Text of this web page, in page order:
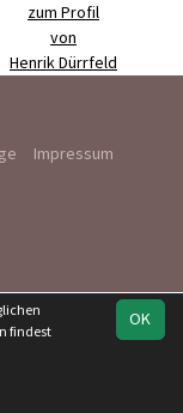
zum Profil
von
Henrik Dürrfeld
Impressum
OK
findest